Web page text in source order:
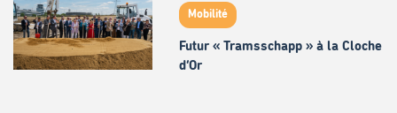
Mobilité
Futur « Tramsschapp » à la Cloche
d’Or